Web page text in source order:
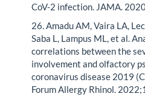
CoV-2 infection. JAMA.
26. Amadu AM, Vaira LA,
Saba L, Lampus ML, et al.
correlations between the
involvement and olfactory
coronavirus disease 2019
Forum Allergy Rhinol.